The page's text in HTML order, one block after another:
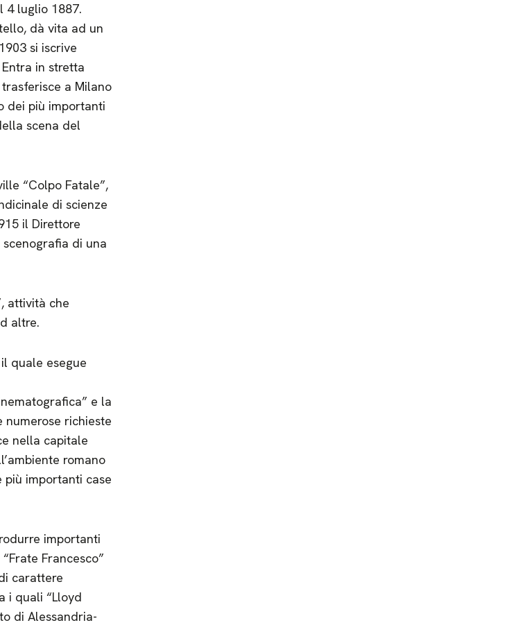
4 luglio 1887.
dà vita ad un
si iscrive
in stretta
a Milano
dei più importanti
scena del
“Colpo Fatale”,
di scienze
il Direttore
di una
attività che
altre.
quale esegue
e la
richieste
nella capitale
romano
più importanti case
importanti
Francesco”
carattere
i quali “Lloyd
di Alessandria-